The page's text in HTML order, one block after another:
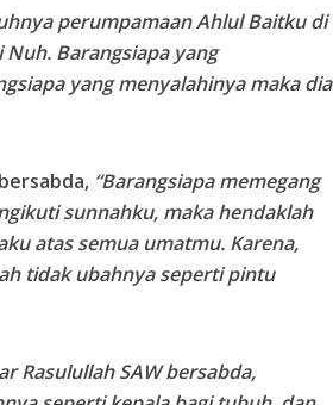
perumpamaanAhlulBaitku di
Barangsiapa yang
yang menyalahinya maka dia
“Barangsiapa memegang
sunnahku, maka hendaklah
atas semua umatmu. Karena,
tidak ubahnya seperti pintu
RasulullahSAWbersabda,